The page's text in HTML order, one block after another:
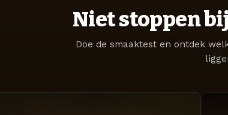
Niet stoppen bij
Doe de smaaktest en ontdek